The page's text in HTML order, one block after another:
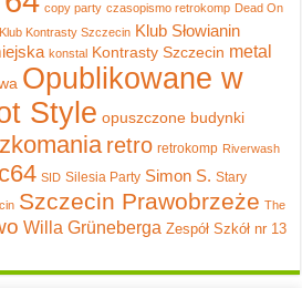
copy party czasopismo retrokomp Dead On
Klub Kontrasty Szczecin Klub Słowianin
konstal Kontrasty Szczecin metal
Opublikowane w
Style opuszczone budynki
retro retrokomp Riverwash
SID Silesia Party Simon S. Stary
Szczecin Prawobrzeże The
Willa Grüneberga Zespół Szkół nr 13